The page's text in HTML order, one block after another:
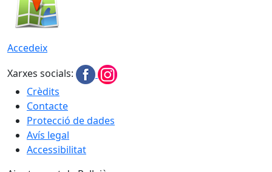
Accedeix
Xarxes socials:
Crèdits
Contacte
Protecció de dades
Avís legal
Accessibilitat